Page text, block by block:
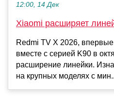
12:00, 14 Дек
Xiaomi расширяет
Redmi TV X 2026,
вместе с серией K90 в
расширение линейки.
на крупных моделях с